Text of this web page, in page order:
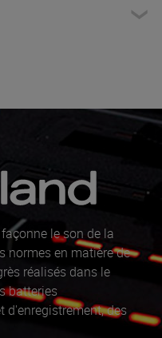
le son de la
normes en matière de
réalisés dans le
batteries
d'enregistrement, des